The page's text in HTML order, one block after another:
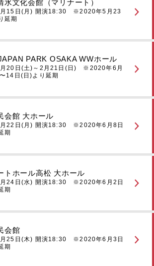
水文化会館（マリナート）
15日(月) 開演18:30 ※2020年5月23
延期
PARK OSAKA WWホール
20日(土)～2月21日(日) ※2020年6月
14日(日)より延期
会館 大ホール
22日(月) 開演18:30 ※2020年6月8日
期
トホール高松 大ホール
24日(水) 開演18:30 ※2020年6月2日
期
会館
25日(木) 開演18:30 ※2020年6月3日
期